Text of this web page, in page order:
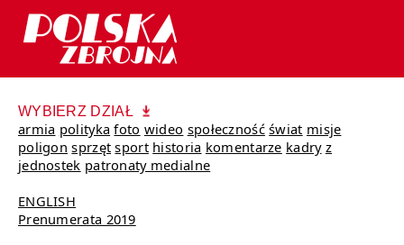
WYBIERZ DZIAŁ
armia polityka foto wideo społeczność świat misje
poligon sprzęt sport historia komentarze kadry z
jednostek patronaty medialne
ENGLISH
Prenumerata 2019